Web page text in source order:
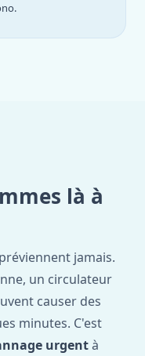
là à
jamais.
un circulateur
causer des
minutes. C'est
urgentà